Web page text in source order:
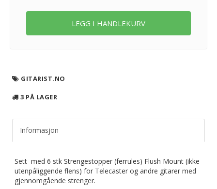
LEGG I HANDLEKURV
GITARIST.NO
3 PÅ LAGER
Informasjon
Sett med 6 stk Strengestopper (ferrules) Flush Mount (ikke
utenpåliggende flens) for Telecaster og andre gitarer med
gjennomgående strenger.